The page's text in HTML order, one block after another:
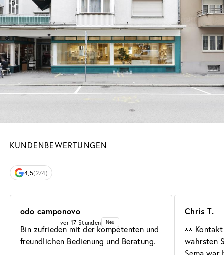
KUNDENBEWERTUNGEN
4,5(274)
odo camponovo
vor 17 Stunden Neu
Bin zufrieden mit der kompetenten und
freundlichen Bedienung und Beratung.
Chris T.
👀
wahrsten